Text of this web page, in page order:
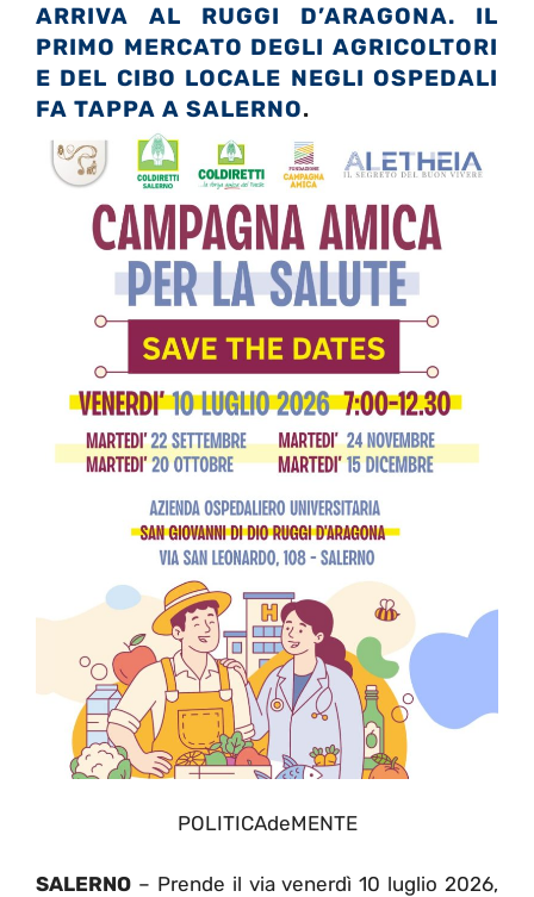
ARRIVA AL RUGGI D’ARAGONA. IL
PRIMO MERCATO DEGLI AGRICOLTORI
E DEL CIBO LOCALE NEGLI OSPEDALI
FA TAPPA A SALERNO.
POLITICAdeMENTE
SALERNO – Prende il via venerdì 10 luglio 2026,